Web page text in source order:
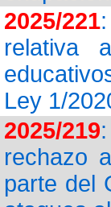
2025/221
relativa
Ley 1/
2025/219
rechazo
parte del